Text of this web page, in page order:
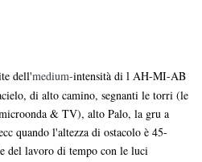
dell'medium-intensità di l AH-MI-AB
di alto camino, segnanti le torri (le
& TV), alto Palo, la gru a
quando l'altezza di ostacolo è 45-
del lavoro di tempo con le luci